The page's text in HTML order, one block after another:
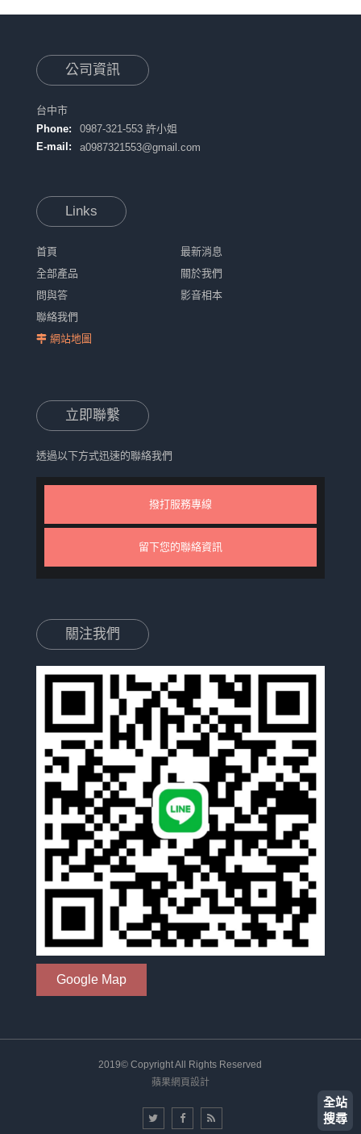
全站
搜尋
公司資訊
台中市
Phone:
0987-321-553 許小姐
E-mail:
a0987321553@gmail.com
Links
首頁
最新消息
全部產品
關於我們
問與答
影音相本
聯絡我們
網站地圖
立即聯繫
透過以下方式迅速的聯絡我們
撥打服務專線
留下您的聯絡資訊
關注我們
Google Map
2019© Copyright All Rights Reserved
蘋果網頁設計